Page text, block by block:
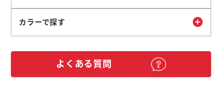
カラーで探す
よくある質問